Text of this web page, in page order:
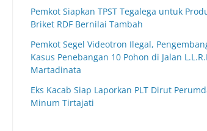
Pemkot Siapkan TPST Tegalega untuk
Briket RDF Bernilai Tambah
Pemkot Segel Videotron Ilegal,
Kasus Penebangan 10 Pohon di Jalan
Martadinata
Eks Kacab Siap Laporkan PLT Dirut
Minum Tirtajati